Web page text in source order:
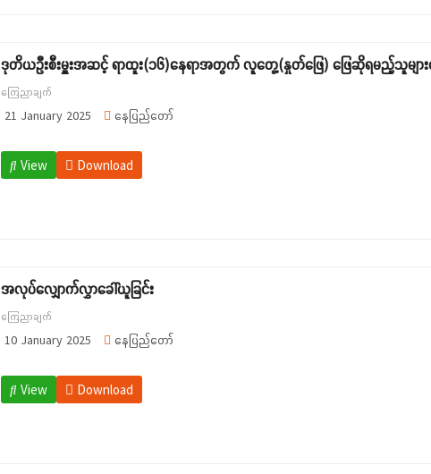
ဒုတိယဦးစီးမှူးအဆင့် ရာထူး(၁၆)နေရာအတွက် လူတွေ့(နှုတ်ဖြေ) ဖြေဆိုရမည့်သူများ
ကြေညာချက်
21 January 2025 နေပြည်တော်
View Download
အလုပ်လျှောက်လွှာခေါ်ယူခြင်း
ကြေညာချက်
10 January 2025 နေပြည်တော်
View Download